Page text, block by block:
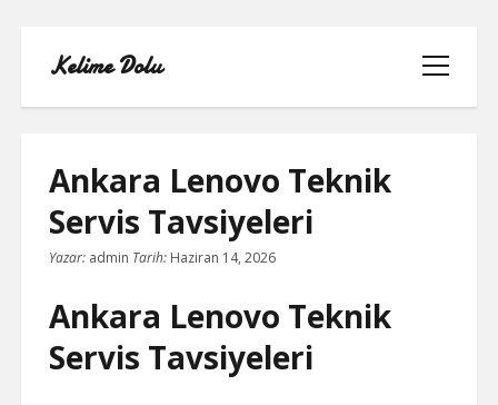
Kelime Dolu
menüyü
aç
INSTAGRAM BOT HESAPLARININ
HIKAYEME BAKMASI
LISTE
SAYFA LISTESI
Ankara Lenovo Teknik
Servis Tavsiyeleri
Yazar: admin Tarih: Haziran 14, 2026
Ankara Lenovo Teknik
Servis Tavsiyeleri